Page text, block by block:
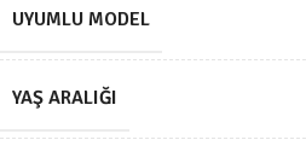
UYUMLU MODEL
YAŞ ARALIĞI